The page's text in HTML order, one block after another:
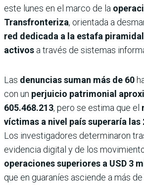
este lunes en el marco de la
Transfronteriza, orientada a
red dedicada a la estafa
activos a través de sistemas
Las denuncias suman más de 60
con un perjuicio patrimonial
605.468.213, pero se estima que el
víctimas a nivel país superaría las
Los investigadores determinaron
evidencia digital y de los
operaciones superiores a USD 3
que en guaraníes asciende a más